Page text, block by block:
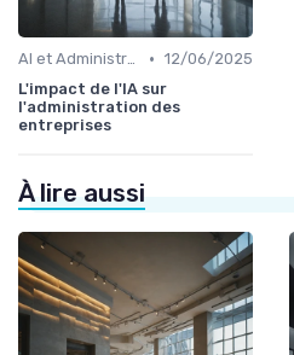
AI et Administration • 12/06/2025
L'impact de l'IA sur
l'administration des
entreprises
À lire aussi